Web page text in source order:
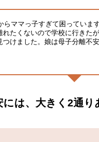
らママっ子すぎて困っていま
れたくないので学校に行きた
けました。娘は母子分離不
には、大きく2通り